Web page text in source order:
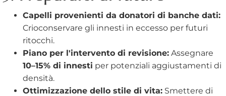
Capelli provenienti da donatori di banche dati:
Crioconservare gli innesti in eccesso per futuri
ritocchi.
Piano per l'intervento di revisione: Assegnare
10–15% di innesti per potenziali aggiustamenti di
densità.
Ottimizzazione dello stile di vita: Smettere di